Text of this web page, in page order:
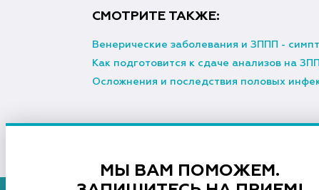
СМОТРИТЕ ТАКЖЕ:
Венерические заболевания и ЗППП -
Как подготовится к сдаче анализов на
Осложнения и последствия половых
МЫ ВАМ ПОМОЖЕМ.